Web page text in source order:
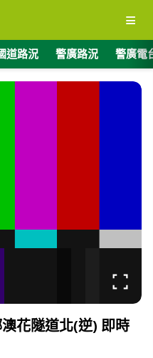
≡
道路況 警廣路況 警廣電
花隧道北(逆) 即時